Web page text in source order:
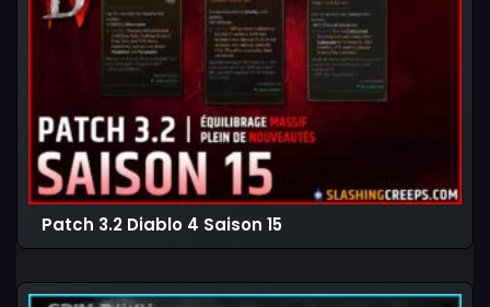
Patch 3.2 Diablo 4 Saison 15